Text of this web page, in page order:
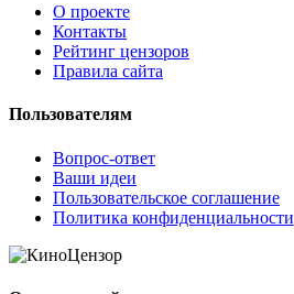
О проекте
Контакты
Рейтинг цензоров
Правила сайта
Пользователям
Вопрос-ответ
Ваши идеи
Пользовательское соглашение
Политика конфиденциальности